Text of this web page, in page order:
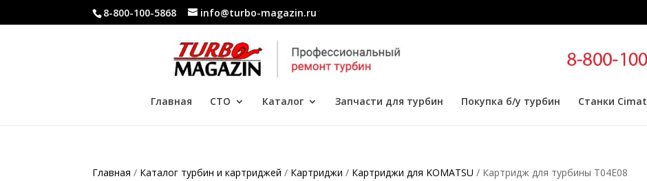
8-800-100-5868 info@turbo-magazin.ru
Главная СТО Каталог Запчасти для турбин Покупка б/у турбин Станки Cimat
Главная / Каталог турбин и картриджей / Картриджи / Картриджи для KOMATSU / Картридж для турбины T04E08